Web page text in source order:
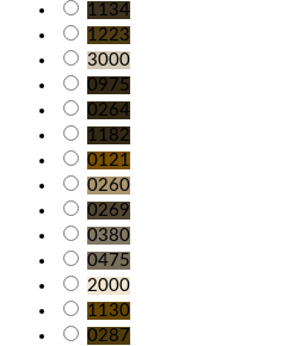
1134
1223
3000
0975
0264
1182
0121
0260
0269
0380
0475
2000
1130
0287